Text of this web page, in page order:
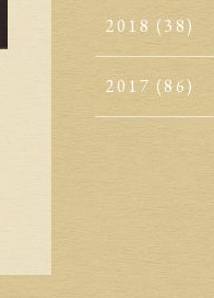
2018 (38)
2017 (86)